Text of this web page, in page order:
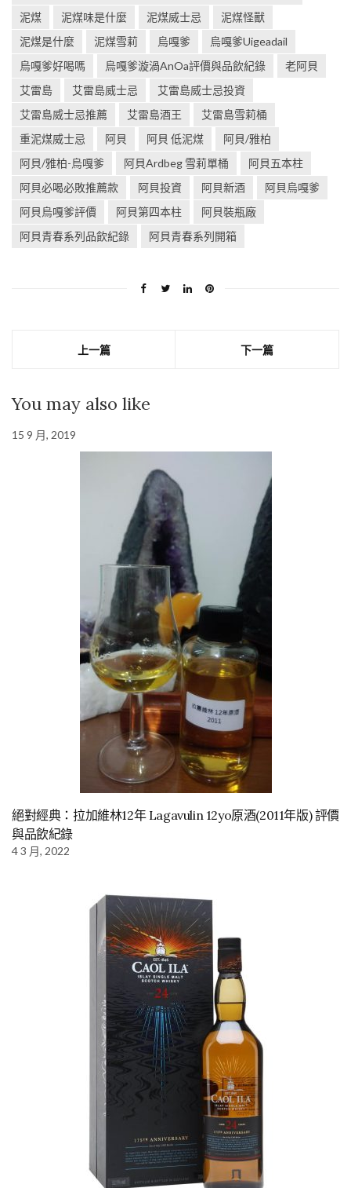
泥煤
泥煤味是什麼 泥煤威士忌
泥煤怪獸
泥煤是什麼
泥煤雪莉 烏嘎爹
烏嘎爹Uigeadail
烏嘎爹好喝嗎
烏嘎爹漩渦AnOa評價與品飲紀錄
老阿貝
艾雷島
艾雷島威士忌
艾雷島威士忌投資
艾雷島威士忌推薦
艾雷島酒王
艾雷島雪莉桶
重泥煤威士忌
阿貝 阿貝 低泥煤
阿貝/雅柏
阿貝/雅柏-烏嘎爹
阿貝Ardbeg 雪莉單桶
阿貝五本柱
阿貝必喝必敗推薦款
阿貝投資 阿貝新酒
阿貝烏嘎爹
阿貝烏嘎爹評價
阿貝第四本柱
阿貝裝瓶廠
阿貝青春系列品飲紀錄
阿貝青春系列開箱
上一篇 下一篇
You may also like
15 9 月, 2019
絕對經典：拉加維林12年 Lagavulin 12yo原酒(2011年版) 評價
與品飲紀錄
4 3 月, 2022